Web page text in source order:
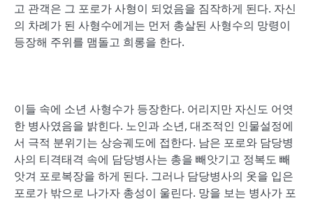
고 관객은 그 포로가 사형이 되었음을 짐작하게 된다. 자신
의 차례가 된 사형수에게는 먼저 총살된 사형수의 망령이
등장해 주위를 맴돌고 희롱을 한다.
이들 속에 소년 사형수가 등장한다. 어리지만 자신도 어엿
한 병사였음을 밝힌다. 노인과 소년, 대조적인 인물설정에
서 극적 분위기는 상승궤도에 접한다. 남은 포로와 담당병
사의 티격태격 속에 담당병사는 총을 빼앗기고 정복도 빼
앗겨 포로복장을 하게 된다. 그러나 담당병사의 옷을 입은
포로가 밖으로 나가자 총성이 울린다. 망을 보는 병사가 포